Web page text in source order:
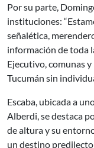
Por su parte,
instituciones:
señalética,
información de toda
Ejecutivo, comunas
Tucumán sin
Escaba, ubicada a
Alberdi, se destaca
de altura y su
un destino predilecto